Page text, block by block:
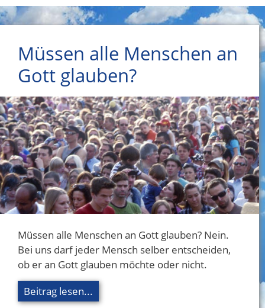
Müssen alle Menschen an
Gott glauben?
Müssen alle Menschen an Gott glauben? Nein.
Bei uns darf jeder Mensch selber entscheiden,
ob er an Gott glauben möchte oder nicht.
Beitrag lesen...